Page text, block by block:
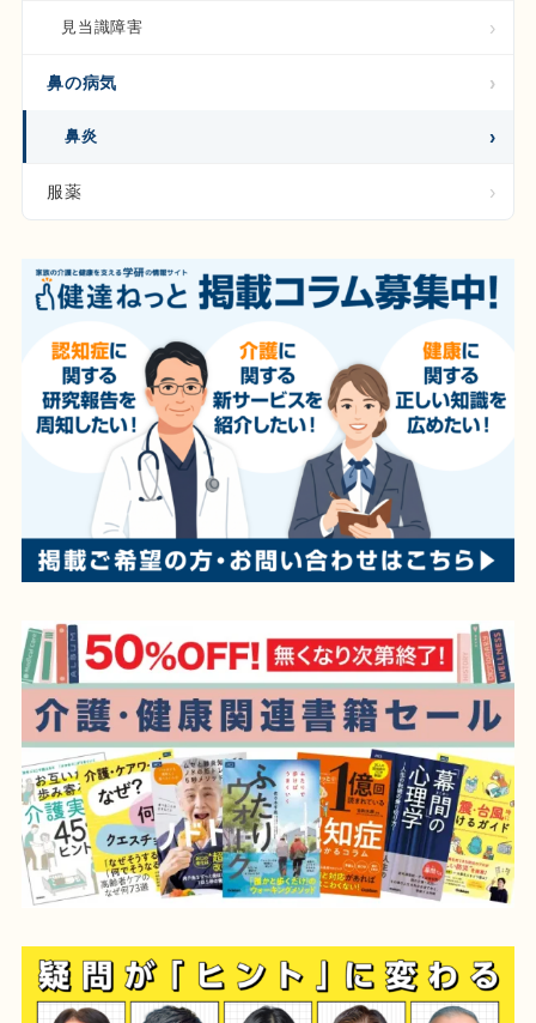
見当識障害
鼻の病気
鼻炎
服薬